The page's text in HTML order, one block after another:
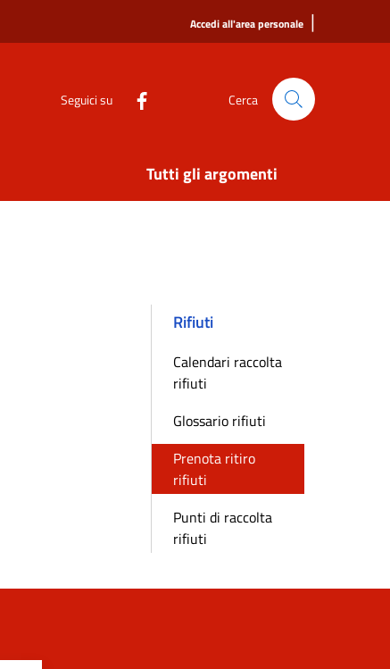
Accedi all'area personale |
Seguici su Cerca
Tutti gli argomenti
Rifiuti
Calendari raccolta
rifiuti
Glossario rifiuti
Prenota ritiro
rifiuti
Punti di raccolta
rifiuti